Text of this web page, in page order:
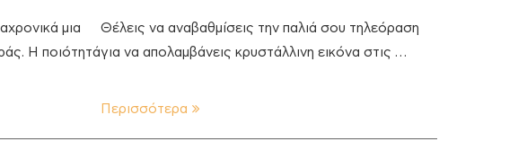
μια
Η ποιότητά
Θέλεις να αναβαθμίσεις την παλιά σου τηλεόραση
για να απολαμβάνεις κρυστάλλινη εικόνα στις …
Περισσότερα